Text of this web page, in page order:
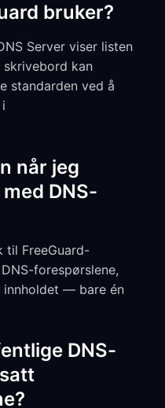
bruker?
Server viser listen
kan
standarden ved å
i
når jeg
DNS-
til FreeGuard-
forespørslene,
innholdet — bare én
DNS-